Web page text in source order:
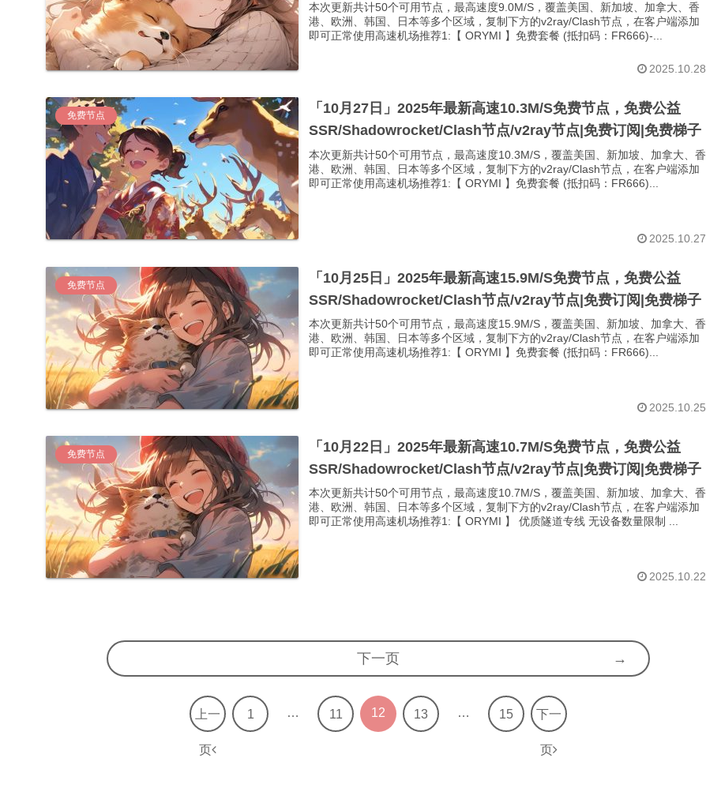
本次更新共计50个可用节点，最高速度9.0M/S，覆盖美国、新加坡、加拿大、香
港、欧洲、韩国、日本等多个区域，复制下方的v2ray/Clash节点，在客户端添加
即可正常使用高速机场推荐1:【 ORYMI 】免费套餐 (抵扣码：FR666)-...
2025.10.28
免费节点
「10月27日」2025年最新高速10.3M/S免费节点，免费公益
SSR/Shadowrocket/Clash节点/v2ray节点|免费订阅|免费梯子
本次更新共计50个可用节点，最高速度10.3M/S，覆盖美国、新加坡、加拿大、香
港、欧洲、韩国、日本等多个区域，复制下方的v2ray/Clash节点，在客户端添加
即可正常使用高速机场推荐1:【 ORYMI 】免费套餐 (抵扣码：FR666)...
2025.10.27
免费节点
「10月25日」2025年最新高速15.9M/S免费节点，免费公益
SSR/Shadowrocket/Clash节点/v2ray节点|免费订阅|免费梯子
本次更新共计50个可用节点，最高速度15.9M/S，覆盖美国、新加坡、加拿大、香
港、欧洲、韩国、日本等多个区域，复制下方的v2ray/Clash节点，在客户端添加
即可正常使用高速机场推荐1:【 ORYMI 】免费套餐 (抵扣码：FR666)...
2025.10.25
免费节点
「10月22日」2025年最新高速10.7M/S免费节点，免费公益
SSR/Shadowrocket/Clash节点/v2ray节点|免费订阅|免费梯子
本次更新共计50个可用节点，最高速度10.7M/S，覆盖美国、新加坡、加拿大、香
港、欧洲、韩国、日本等多个区域，复制下方的v2ray/Clash节点，在客户端添加
即可正常使用高速机场推荐1:【 ORYMI 】 优质隧道专线 无设备数量限制 ...
2025.10.22
下一页
上一
页
1 … 11 12 13 … 15 下一
页